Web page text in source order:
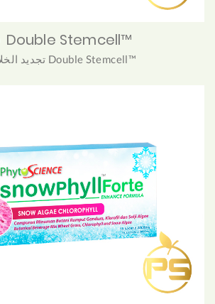
Double Stemcell™
تجديد الخلايا مع Double Stemcell™